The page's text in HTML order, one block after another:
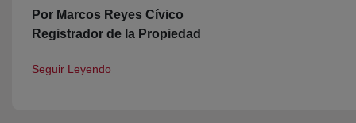
Por Marcos Reyes Cívico
Registrador de la Propiedad
Seguir Leyendo